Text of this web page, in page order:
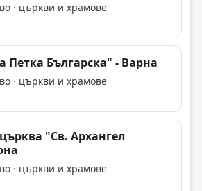
· църкви и храмове
Петка Българска" - Варна
· църкви и храмове
"Св. Архангел
· църкви и храмове